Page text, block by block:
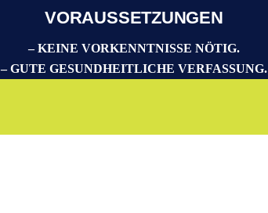
VORAUSSETZUNGEN
– KEINE VORKENNTNISSE NÖTIG.
– GUTE GESUNDHEITLICHE VERFASSUNG.